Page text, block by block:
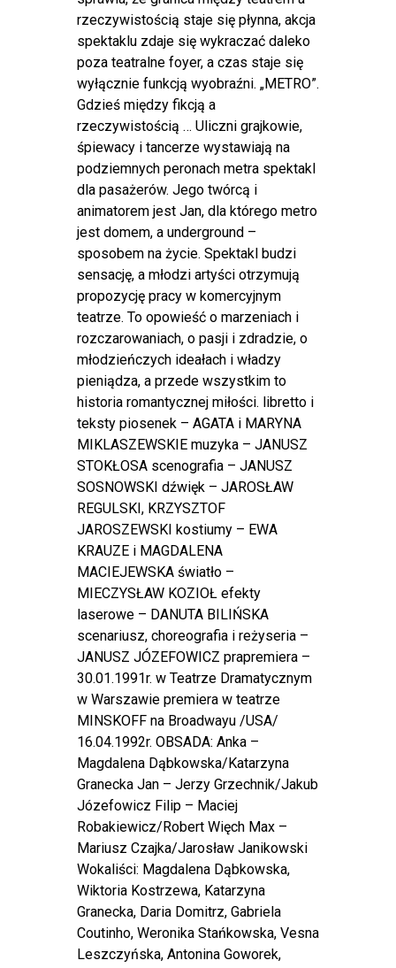
rzeczywistością staje się płynna, akcja
spektaklu zdaje się wykraczać daleko
poza teatralne foyer, a czas staje się
wyłącznie funkcją wyobraźni. „METRO”.
Gdzieś między fikcją a
rzeczywistością … Uliczni grajkowie,
śpiewacy i tancerze wystawiają na
podziemnych peronach metra spektakl
dla pasażerów. Jego twórcą i
animatorem jest Jan, dla którego metro
jest domem, a underground –
sposobem na życie. Spektakl budzi
sensację, a młodzi artyści otrzymują
propozycję pracy w komercyjnym
teatrze. To opowieść o marzeniach i
rozczarowaniach, o pasji i zdradzie, o
młodzieńczych ideałach i władzy
pieniądza, a przede wszystkim to
historia romantycznej miłości. libretto i
teksty piosenek – AGATA i MARYNA
MIKLASZEWSKIE muzyka – JANUSZ
STOKŁOSA scenografia – JANUSZ
SOSNOWSKI dźwięk – JAROSŁAW
REGULSKI, KRZYSZTOF
JAROSZEWSKI kostiumy – EWA
KRAUZE i MAGDALENA
MACIEJEWSKA światło –
MIECZYSŁAW KOZIOŁ efekty
laserowe – DANUTA BILIŃSKA
scenariusz, choreografia i reżyseria –
JANUSZ JÓZEFOWICZ prapremiera –
30.01.1991r. w Teatrze Dramatycznym
w Warszawie premiera w teatrze
MINSKOFF na Broadwayu /USA/
16.04.1992r. OBSADA: Anka –
Magdalena Dąbkowska/Katarzyna
Granecka Jan – Jerzy Grzechnik/Jakub
Józefowicz Filip – Maciej
Robakiewicz/Robert Więch Max –
Mariusz Czajka/Jarosław Janikowski
Wokaliści: Magdalena Dąbkowska,
Wiktoria Kostrzewa, Katarzyna
Granecka, Daria Domitrz, Gabriela
Coutinho, Weronika Stańkowska, Vesna
Leszczyńska, Antonina Goworek,